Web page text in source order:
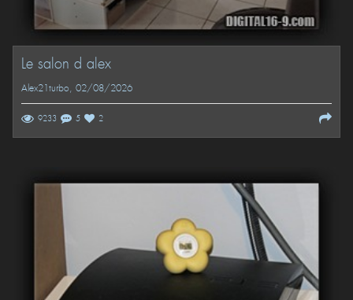
Le salon d alex
Alex21turbo, 02/08/2026
9233 5 2